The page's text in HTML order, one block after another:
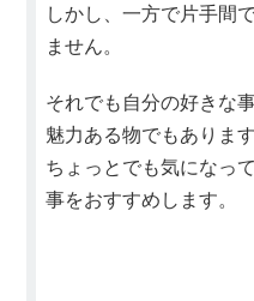
しかし、一方で片手間
ません。
それでも自分の好きな
魅力ある物でもあります
ちょっとでも気になっ
事をおすすめします。